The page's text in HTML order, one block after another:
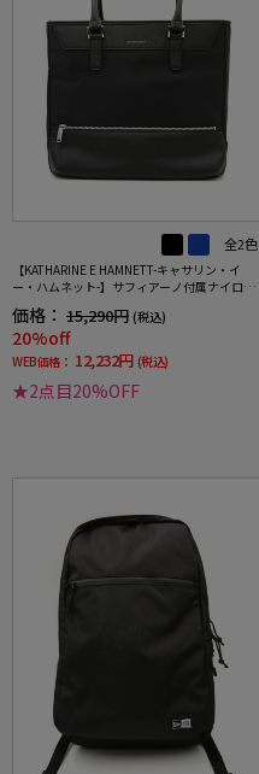
全2色
【KATHARINE E HAMNETT-キャサリン・イ
ー・ハムネット-】サフィアーノ付属ナイロン
トートバッグ A4対応 通年
価格： 15,290円 (税込)
20%off
WEB価格： 12,232円 (税込)
★2点目20%OFF